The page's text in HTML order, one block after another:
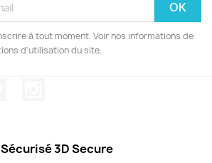
à tout moment. Voir nos informations de
d'utilisation du site.
3D Secure